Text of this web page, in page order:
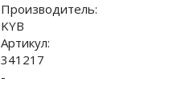
Производитель:
KYB
Артикул:
341217
-